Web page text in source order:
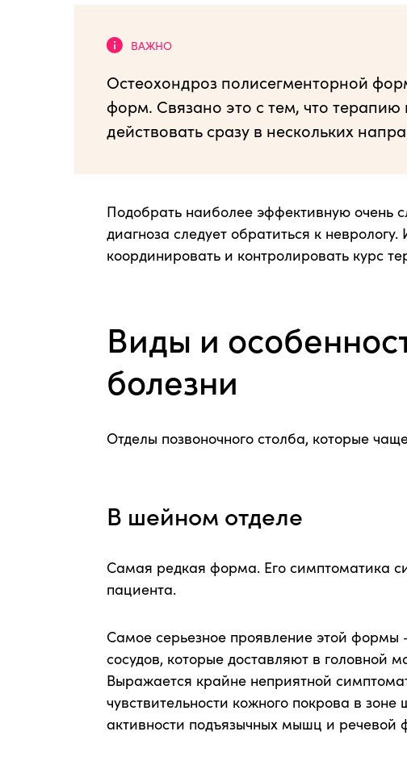
Остеохондроз полисегменторной
форм. Связано это с тем, что терапию
действовать сразу в нескольких
Подобрать наиболее эффективную очень
диагноза следует обратиться к
координировать и контролировать курс
Виды и
болезни
Отделы позвоночного столба, которые
В шейном отделе
Самая редкая форма. Его симптоматика
пациента.
Самое серьезное проявление этой формы
сосудов, которые доставляют в головной
Выражается крайне неприятной
чувствительности кожного покрова в
активности подъязычных мышц и речевой